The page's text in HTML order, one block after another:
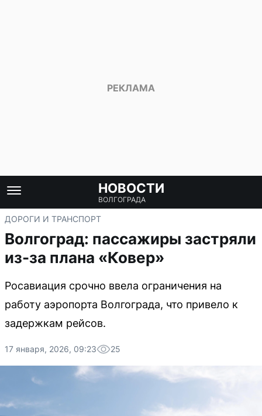
НОВОСТИ
ВОЛГОГРАДА
ДОРОГИ И ТРАНСПОРТ
Волгоград: пассажиры застряли
из-за плана «Ковер»
Росавиация срочно ввела ограничения на
работу аэропорта Волгограда, что привело к
задержкам рейсов.
17 января, 2026, 09:23 25